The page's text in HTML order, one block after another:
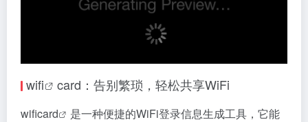
wifi card：告别繁琐，轻松共享WiFi
wificard
是一种便捷的WiFi登录信息生成工具，它能